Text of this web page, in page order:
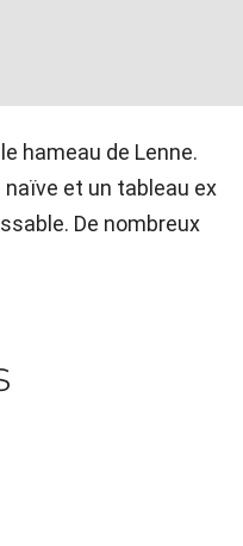
hameau de Lenne.
et un tableau ex
De nombreux